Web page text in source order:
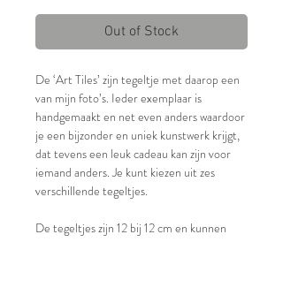
Out of Stock
De ‘Art Tiles’ zijn tegeltje met daarop een
van mijn foto’s. Ieder exemplaar is
handgemaakt en net even anders waardoor
je een bijzonder en uniek kunstwerk krijgt,
dat tevens een leuk cadeau kan zijn voor
iemand anders. Je kunt kiezen uit zes
verschillende tegeltjes.
De tegeltjes zijn 12 bij 12 cm en kunnen